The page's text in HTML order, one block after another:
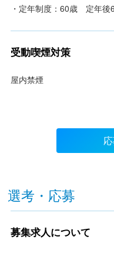
・定年制度：60歳 定年後
受動喫煙対策
屋内禁煙
選考・応募
募集求人について